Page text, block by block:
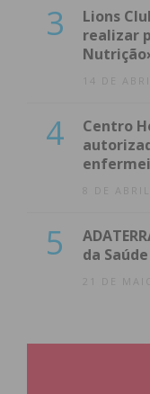
3
Lions
realizar
14 DE
4
Centro
8 DE
5
da Saúde
21 DE